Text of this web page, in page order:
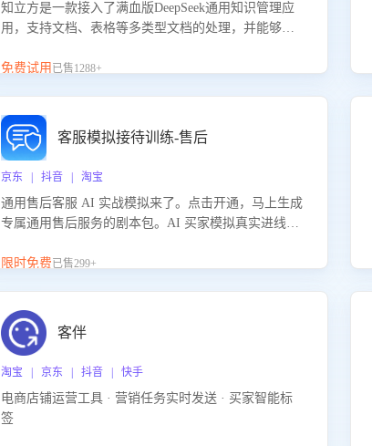
知立方是一款接入了满血版DeepSeek通用知识管理应
用，支持文档、表格等多类型文档的处理，并能够基
景提供强大的知识支持，帮助用户高效管理和利用知
免费试用 已售1288+
客服模拟接待训练-售后
京东 | 抖音 | 淘宝
通用售后客服 AI 实战模拟来了。点击开通，马上生成
专属通用售后服务的剧本包。AI 买家模拟真实进线咨
咨询等售后场景的应对要点，轻松提升服务能力。
限时免费已售299+
客伴
淘宝 | 京东 | 抖音 | 快手
电商店铺运营工具 · 营销任务实时发送 · 买家智能标
签